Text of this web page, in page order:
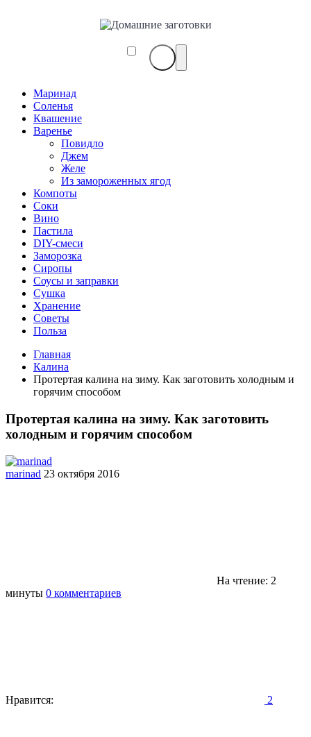
Маринад
Соленья
Квашение
Варенье
Повидло
Джем
Желе
Из замороженных ягод
Компоты
Соки
Вино
Пастила
DIY-смеси
Заморозка
Сиропы
Соусы и заправки
Сушка
Хранение
Советы
Польза
Главная
Калина
Протертая калина на зиму. Как заготовить холодным и
горячим способом
Протертая калина на зиму. Как заготовить
холодным и горячим способом
marinad 23 октября 2016
На чтение: 2
минуты 0 комментариев
Нравится: 2